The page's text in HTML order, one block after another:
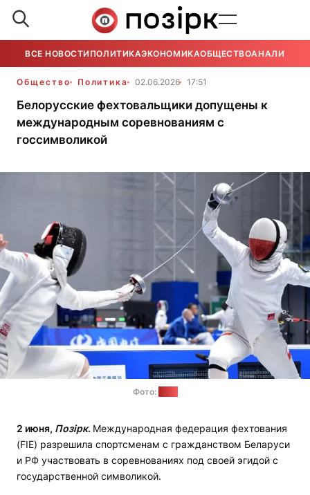
ВСЕ НОВОСТИ ПОЛИТИКАЭКОНОМИКАОБЩЕСТВОАНАЛИТИКА
Общество Политика 02.06.2026 17:51
Белорусские фехтовальщики допущены к
международным соревнованиям с
госсимволикой
Фото:
2 июня, Позірк. Международная федерация фехтования
(FIE) разрешила спортсменам с гражданством Беларуси
и РФ участвовать в соревнованиях под своей эгидой с
государственной символикой.